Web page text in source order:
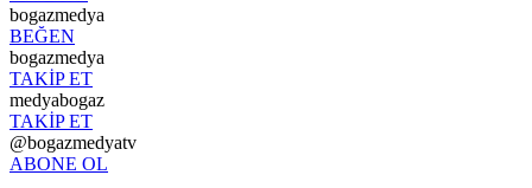
bogazmedya
BEĞEN
bogazmedya
TAKİP ET
medyabogaz
TAKİP ET
@bogazmedyatv
ABONE OL